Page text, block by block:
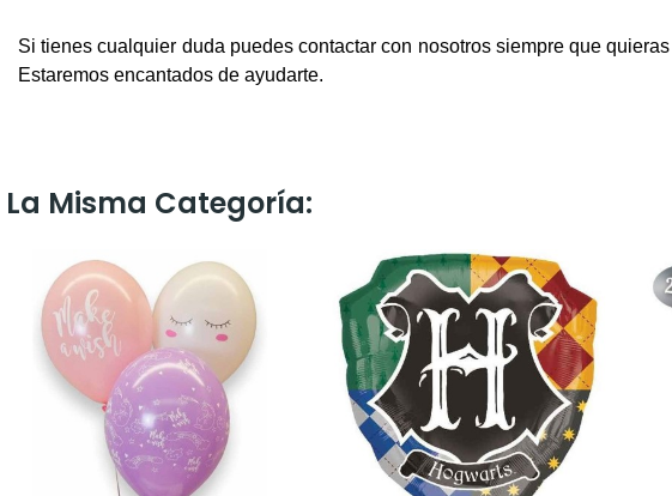
Si tienes cualquier duda puedes contactar con nosotros siempre que
Estaremos encantados de ayudarte.
La Misma Categoría: